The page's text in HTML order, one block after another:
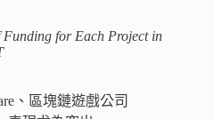
for Each Project in
、區塊鏈遊戲公司